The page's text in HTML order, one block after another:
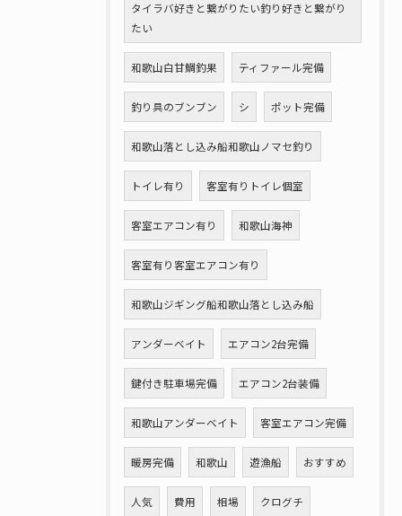
タイラバ好きと繋がりたい釣り好きと繋がり
たい
和歌山白甘鯛釣果 ティファール完備
釣り具のブンブン シ ポット完備
和歌山落とし込み船和歌山ノマセ釣り
トイレ有り 客室有りトイレ個室
客室エアコン有り 和歌山海神
客室有り客室エアコン有り
和歌山ジギング船和歌山落とし込み船
アンダーベイト エアコン2台完備
鍵付き駐車場完備 エアコン2台装備
和歌山アンダーベイト 客室エアコン完備
暖房完備 和歌山 遊漁船 おすすめ
人気 費用 相場 クログチ